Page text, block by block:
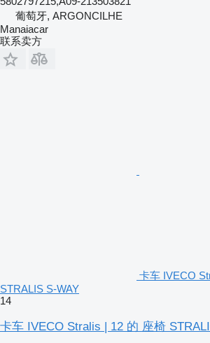
葡萄牙, ARGONCILHE
Manaiacar
联系卖方
卡车 IVECO
STRALIS S-WAY
14
卡车 IVECO Stralis | 12 的 座椅